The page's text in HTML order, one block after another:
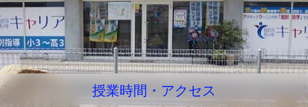
授業時間・アクセス